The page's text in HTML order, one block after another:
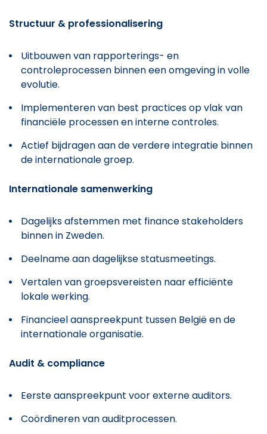
Structuur & professionalisering
Uitbouwen van rapporterings- en
controleprocessen binnen een omgeving in volle
evolutie.
Implementeren van best practices op vlak van
financiële processen en interne controles.
Actief bijdragen aan de verdere integratie binnen
de internationale groep.
Internationale samenwerking
Dagelijks afstemmen met finance stakeholders
binnen in Zweden.
Deelname aan dagelijkse statusmeetings.
Vertalen van groepsvereisten naar efficiënte
lokale werking.
Financieel aanspreekpunt tussen België en de
internationale organisatie.
Audit & compliance
Eerste aanspreekpunt voor externe auditors.
Coördineren van auditprocessen.